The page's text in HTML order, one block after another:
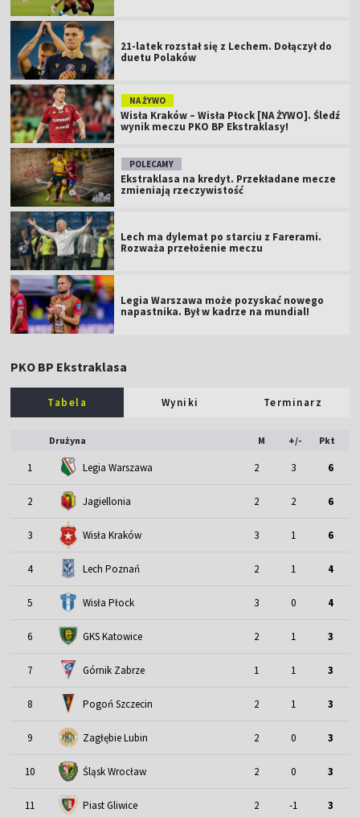
21-latek rozstał się z Lechem. Dołączył do
duetu Polaków
NA ŻYWO
Wisła Kraków – Wisła Płock [NA ŻYWO]. Śledź
wynik meczu PKO BP Ekstraklasy!
POLECAMY
Ekstraklasa na kredyt. Przekładane mecze
zmieniają rzeczywistość
Lech ma dylemat po starciu z Farerami.
Rozważa przełożenie meczu
Legia Warszawa może pozyskać nowego
napastnika. Był w kadrze na mundial!
PKO BP Ekstraklasa
Tabela Wyniki Terminarz
Drużyna M +/- Pkt
1 Legia Warszawa 2 3 6
2 Jagiellonia 2 2 6
3 Wisła Kraków 3 1 6
4 Lech Poznań 2 1 4
5 Wisła Płock 3 0 4
6 GKS Katowice 2 1 3
7 Górnik Zabrze 1 1 3
8 Pogoń Szczecin 2 1 3
9 Zagłębie Lubin 2 0 3
10 Śląsk Wrocław 2 0 3
11 Piast Gliwice 2 -1 3